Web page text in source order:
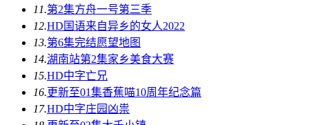
11.第2集方舟一号第三季
12.HD国语来自异乡的女人2022
13.第6集完结愿望地图
14.湖南站第2集家乡美食大赛
15.HD中字亡兄
16.更新至01集香蕉喵10周年纪念篇
17.HD中字庄园凶祟